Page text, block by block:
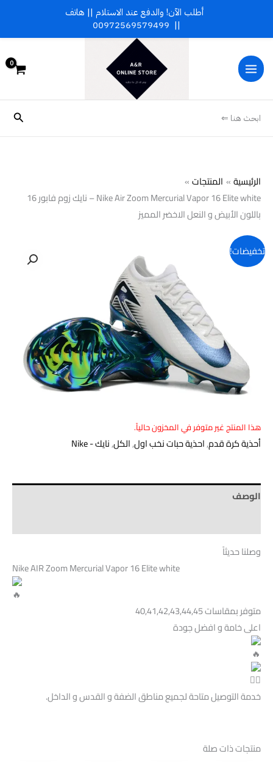
المحتوى
ابحث هنا ⇐
الرئيسية
المنتجات
Nike Air Zoom Mercurial Vapor 16 Elite white – نايك زوم فابور 16
باللون الأبيض و النعل الاخضر المميز
تخفيضات!
هذا المنتج غير متوفر في المخزون حالياً.
أحذية كرة قدم,احذية حبات نخب اول,الكل,نايك - Nike
الوصف
وصلنا حديثاً
Nike AIR Zoom Mercurial Vapor 16 Elite white
متوفر بمقاسات 40,41,42,43,44,45
اعلى خامة و افضل جودة
خدمة التوصيل متاحة لجميع مناطق الضفة و القدس و الداخل.
منتجات ذات صلة
أطلب الآن! والدفع عند الاستلام || هاتف
||
00972569579499